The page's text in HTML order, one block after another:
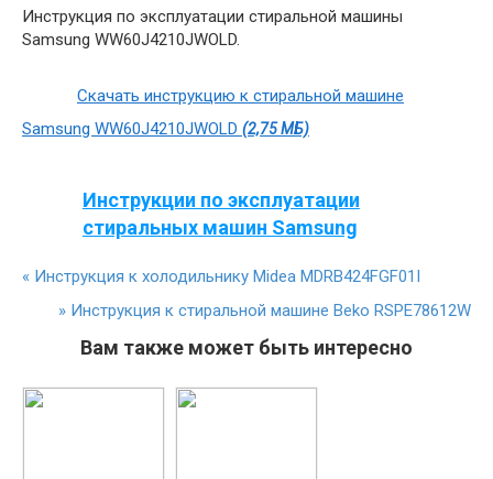
Инструкция по эксплуатации стиральной машины
Samsung WW60J4210JWOLD.
Скачать инструкцию к стиральной машине
Samsung WW60J4210JWOLD (2,75 МБ)
Инструкции по эксплуатации
стиральных машин Samsung
« Инструкция к холодильнику Midea MDRB424FGF01I
» Инструкция к стиральной машине Beko RSPE78612W
Вам также может быть интересно